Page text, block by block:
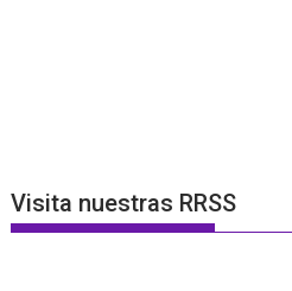
Visita nuestras RRSS